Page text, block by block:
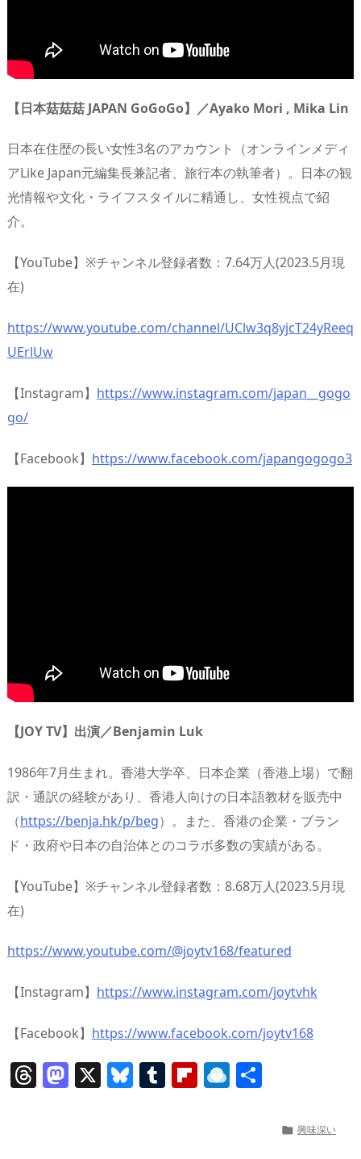
【日本菇菇菇 JAPAN GoGoGo】／Ayako Mori , Mika Lin
日本在住歴の長い女性3名のアカウント（オンラインメディ
アLike Japan元編集長兼記者、旅行本の執筆者）。日本の観
光情報や文化・ライフスタイルに精通し、女性視点で紹
介。
【YouTube】※チャンネル登録者数：7.64万人(2023.5月現
在)
https://www.youtube.com/channel/UClw3q8yjcT24yReeq
UErlUw
【Instagram】 https://www.instagram.com/japan__gogo
go/
【Facebook】 https://www.facebook.com/japangogogo3
【JOY TV】出演／Benjamin Luk
1986年7月生まれ。香港大学卒、日本企業（香港上場）で翻
訳・通訳の経験があり、香港人向けの日本語教材を販売中
（https://benja.hk/p/beg）。また、香港の企業・ブラン
ド・政府や日本の自治体とのコラボ多数の実績がある。
【YouTube】※チャンネル登録者数：8.68万人(2023.5月現
在)
https://www.youtube.com/@joytv168/featured
【Instagram】 https://www.instagram.com/joytvhk
【Facebook】 https://www.facebook.com/joytv168
T M X Bl T Fl R
 興味深い